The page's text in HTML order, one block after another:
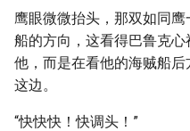
鹰眼微微抬头，那双如同
船的方向，这看得巴鲁克
他，而是在看他的海贼船
这边。
“快快快！快调头！”